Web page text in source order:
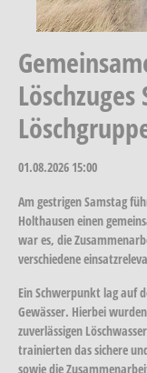
01.08.2026 15:00
Am gestrigen Samstag
Holthausen einen
war es, die
verschiedene
Ein Schwerpunkt lag auf
Gewässer. Hierbei
zuverlässigen
trainierten das sichere
sowie die